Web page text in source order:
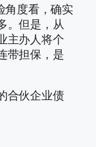
角度看，确实
。但是，从
主办人将个
带担保，是
合伙企业债